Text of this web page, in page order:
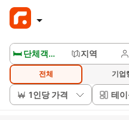
🛏️ 단체객실보기 지역
전체 기업
1인당 가격